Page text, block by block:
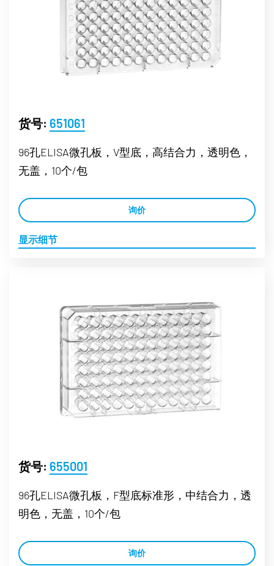
货号: 651061
96孔ELISA微孔板，V型底，高结合力，透明色，
无盖，10个/包
询价
显示细节
货号: 655001
96孔ELISA微孔板，F型底标准形，中结合力，透
明色，无盖，10个/包
询价